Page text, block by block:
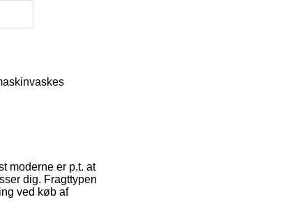
moderne er p.t. at
dig. Fragttypen
ved køb af